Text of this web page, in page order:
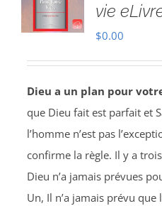
vie
$0.00
Dieu a un plan pour
que Dieu fait est parfait et
l’homme n’est pas
confirme la règle. Il y a
Dieu n’a jamais prévues
Un, Il n’a jamais prévu que